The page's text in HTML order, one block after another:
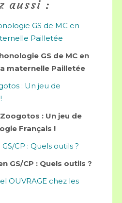
aussi :
GS de MC en
maternelle Pailletée
: Un jeu de
Français !
GS/CP : Quels outils ?